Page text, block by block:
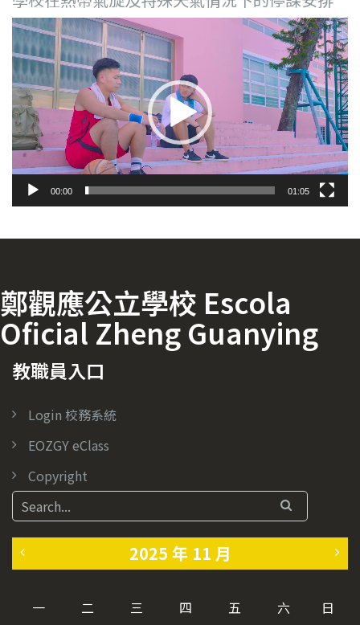
視
訊
播
放
器
00:00 01:05
鄭觀應公立學校 Escola
Oficial Zheng Guanying
教職員入口
Login 校務系統
EOZGY eClass
Copyright
2025 年 11 月
一 二 三 四 五 六 日